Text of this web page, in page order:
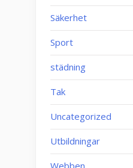
Säkerhet
Sport
städning
Tak
Uncategorized
Utbildningar